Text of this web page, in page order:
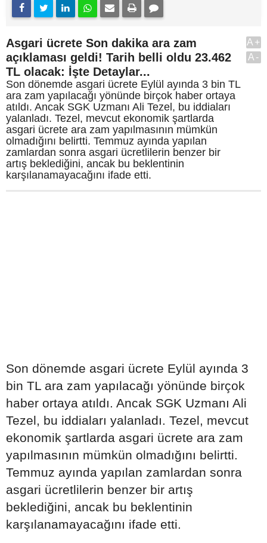
Asgari ücrete Son dakika ara zam
açıklaması geldi! Tarih belli oldu 23.462
TL olacak: İşte Detaylar...
Son dönemde asgari ücrete Eylül ayında 3 bin TL
ara zam yapılacağı yönünde birçok haber ortaya
atıldı. Ancak SGK Uzmanı Ali Tezel, bu iddiaları
yalanladı. Tezel, mevcut ekonomik şartlarda
asgari ücrete ara zam yapılmasının mümkün
olmadığını belirtti. Temmuz ayında yapılan
zamlardan sonra asgari ücretlilerin benzer bir
artış beklediğini, ancak bu beklentinin
karşılanamayacağını ifade etti.
A+
A-
Son dönemde asgari ücrete Eylül ayında 3
bin TL ara zam yapılacağı yönünde birçok
haber ortaya atıldı. Ancak SGK Uzmanı Ali
Tezel, bu iddiaları yalanladı. Tezel, mevcut
ekonomik şartlarda asgari ücrete ara zam
yapılmasının mümkün olmadığını belirtti.
Temmuz ayında yapılan zamlardan sonra
asgari ücretlilerin benzer bir artış
beklediğini, ancak bu beklentinin
karşılanamayacağını ifade etti.